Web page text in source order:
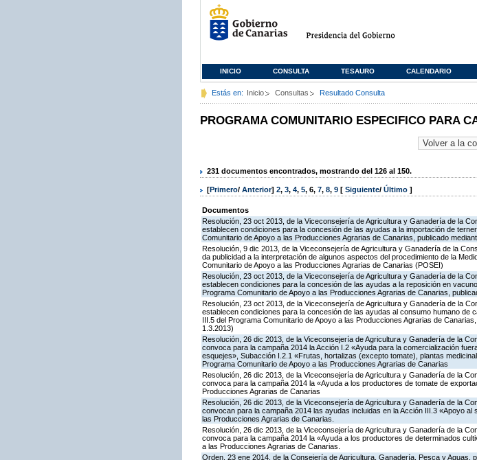
INICIO CONSULTA TESAURO CALENDARIO
Estás en: Inicio Consultas Resultado Consulta
PROGRAMA COMUNITARIO ESPECIFICO PARA
231 documentos encontrados, mostrando del 126 al 150.
[Primero/ Anterior] 2, 3, 4, 5, 6, 7, 8, 9 [ Siguiente/ Último ]
Documentos
Resolución, 23 oct 2013, de la Viceconsejería de Agricultura y Ganadería de la
establecen condiciones para la concesión de las ayudas a la importación de
Comunitario de Apoyo a las Producciones Agrarias de Canarias, publicado
Resolución, 9 dic 2013, de la Viceconsejería de Agricultura y Ganadería de la
da publicidad a la interpretación de algunos aspectos del procedimiento de la
Comunitario de Apoyo a las Producciones Agrarias de Canarias (POSEI)
Resolución, 23 oct 2013, de la Viceconsejería de Agricultura y Ganadería de la
establecen condiciones para la concesión de las ayudas a la reposición en
Programa Comunitario de Apoyo a las Producciones Agrarias de Canarias,
Resolución, 23 oct 2013, de la Viceconsejería de Agricultura y Ganadería de la
establecen condiciones para la concesión de las ayudas al consumo humano de
III.5 del Programa Comunitario de Apoyo a las Producciones Agrarias de
1.3.2013)
Resolución, 26 dic 2013, de la Viceconsejería de Agricultura y Ganadería de la
convoca para la campaña 2014 la Acción I.2 «Ayuda para la comercialización
esquejes», Subacción I.2.1 «Frutas, hortalizas (excepto tomate), plantas
Programa Comunitario de Apoyo a las Producciones Agrarias de Canarias
Resolución, 26 dic 2013, de la Viceconsejería de Agricultura y Ganadería de la
convoca para la campaña 2014 la «Ayuda a los productores de tomate de
Producciones Agrarias de Canarias
Resolución, 26 dic 2013, de la Viceconsejería de Agricultura y Ganadería de la
convocan para la campaña 2014 las ayudas incluidas en la Acción III.3 «Apoyo
las Producciones Agrarias de Canarias.
Resolución, 26 dic 2013, de la Viceconsejería de Agricultura y Ganadería de la
convoca para la campaña 2014 la «Ayuda a los productores de determinados
a las Producciones Agrarias de Canarias.
Orden, 23 ene 2014, de la Consejería de Agricultura, Ganadería, Pesca y Aguas,